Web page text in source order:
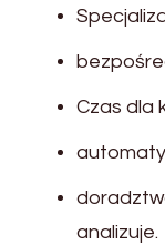
Czas dla
analizuje.